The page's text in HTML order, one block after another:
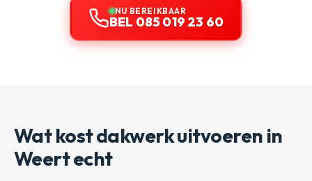
NU BEREIKBAAR
BEL 085 019 23 60
Wat kost dakwerk uitvoeren in
Weert echt